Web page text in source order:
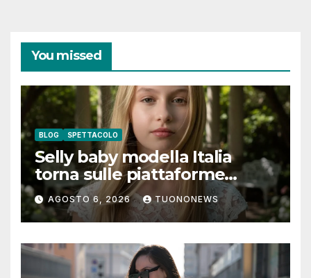
You missed
BLOG SPETTACOLO
Selly baby modella Italia
torna sulle piattaforme
digitali con “Luna lei mi
guarda”
AGOSTO 6, 2026 TUONONEWS